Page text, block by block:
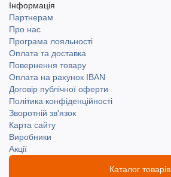
Інформація
Партнерам
Про нас
Програма лояльності
Оплата та доставка
Повернення товару
Оплата на рахунок IBAN
Договір публічної оферти
Політика конфіденційності
Зворотній зв'язок
Карта сайту
Виробники
Акції
Каталог товарів